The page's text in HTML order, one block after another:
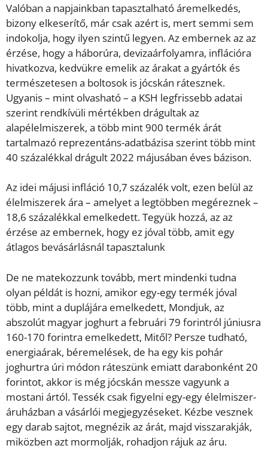
Valóban a napjainkban tapasztalható áremelkedés,
bizony elkeserítő, már csak azért is, mert semmi sem
indokolja, hogy ilyen szintű legyen. Az embernek az az
érzése, hogy a háborúra, devizaárfolyamra, inflációra
hivatkozva, kedvükre emelik az árakat a gyártók és
természetesen a boltosok is jócskán rátesznek.
Ugyanis – mint olvasható – a KSH legfrissebb adatai
szerint rendkívüli mértékben drágultak az
alapélelmiszerek, a több mint 900 termék árát
tartalmazó reprezentáns-adatbázisa szerint több mint
40 százalékkal drágult 2022 májusában éves bázison.
Az idei májusi infláció 10,7 százalék volt, ezen belül az
élelmiszerek ára – amelyet a legtöbben megéreznek –
18,6 százalékkal emelkedett. Tegyük hozzá, az az
érzése az embernek, hogy ez jóval több, amit egy
átlagos bevásárlásnál tapasztalunk
De ne matekozzunk tovább, mert mindenki tudna
olyan példát is hozni, amikor egy-egy termék jóval
több, mint a duplájára emelkedett, Mondjuk, az
abszolút magyar joghurt a februári 79 forintról júniusra
160-170 forintra emelkedett, Mitől? Persze tudható,
energiaárak, béremelések, de ha egy kis pohár
joghurtra úri módon ráteszünk emiatt darabonként 20
forintot, akkor is még jócskán messze vagyunk a
mostani ártól. Tessék csak figyelni egy-egy élelmiszer-
áruházban a vásárlói megjegyzéseket. Kézbe vesznek
egy darab sajtot, megnézik az árát, majd visszarakják,
miközben azt mormolják, rohadjon rájuk az áru.